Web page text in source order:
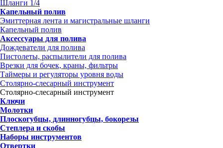
Шланги 1/4
Капельный полив
Эмиттерная лента и магистральные шланги
Капельный полив
Аксессуары для полива
Дождеватели для полива
Пистолеты, распылители для полива
Врезки для бочек, краны, фильтры
Таймеры и регуляторы уровня воды
Столярно-слесарный инструмент
Столярно-слесарный инструмент
Ключи
Молотки
Плоскогубцы, длинногубцы, бокорезы
Степлера и скобы
Наборы инструментов
Отвертки